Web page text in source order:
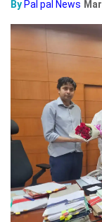
By Pal pal News